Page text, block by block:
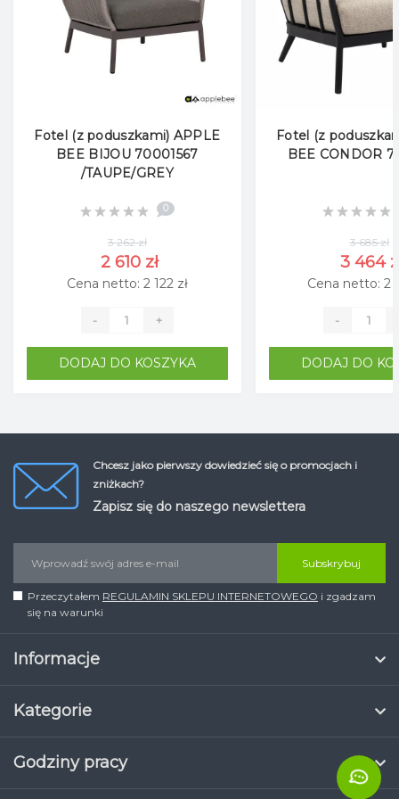
Leżaki i meble do stref przy
basenie
i strefy BBQ:
płytą grzewczą i zlewem
Grille: gazowe, węglowe i
hybrydowe
Gotowanie na świeżym powietrzu —
stylowo, wygodnie i z przyjemnością
💡 Oświetlenie outdoor:
Lampy wiszące i lampy stojące
Światło, które
Fotel (z poduszkami) APPLE
BEE BIJOU 70001567
/TAUPE/GREY
0
3 262 zł
2 610 zł
Cena netto: 2 122 zł
- +
DODAJ DO KOSZYKA
Fotel (z
BEE CONDOR
3 685 zł
3 464
Cena netto: 2
-
DODAJ DO
Chcesz jako pierwszy dowiedzieć się o promocjach i
zniżkach?
Zapisz się do naszego newslettera
Subskrybuj
Przeczytałem REGULAMIN SKLEPU INTERNETOWEGO i zgadzam
się na warunki
Informacje
Kategorie
Godziny pracy